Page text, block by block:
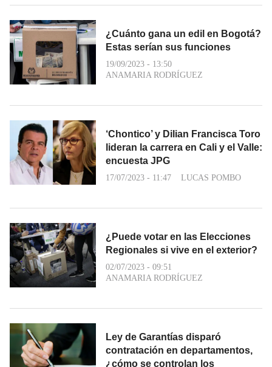
¿Cuánto gana un edil en Bogotá?
Estas serían sus funciones
19/09/2023 - 13:50
ANAMARIA RODRÍGUEZ
‘Chontico’ y Dilian Francisca Toro
lideran la carrera en Cali y el Valle:
encuesta JPG
17/07/2023 - 11:47 LUCAS POMBO
¿Puede votar en las Elecciones
Regionales si vive en el exterior?
02/07/2023 - 09:51
ANAMARIA RODRÍGUEZ
Ley de Garantías disparó
contratación en departamentos,
¿cómo se controlan los